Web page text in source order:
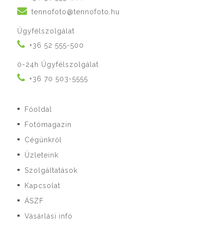
tennofoto@tennofoto.hu
Ügyfélszolgálat
+36 52 555-500
0-24h Ügyfélszolgálat
+36 70 503-5555
■ Főoldal
■ Fotómagazin
■ Cégünkről
■ Üzleteink
■ Szolgáltatások
■ Kapcsolat
■ ÁSZF
■ Vásárlási infó